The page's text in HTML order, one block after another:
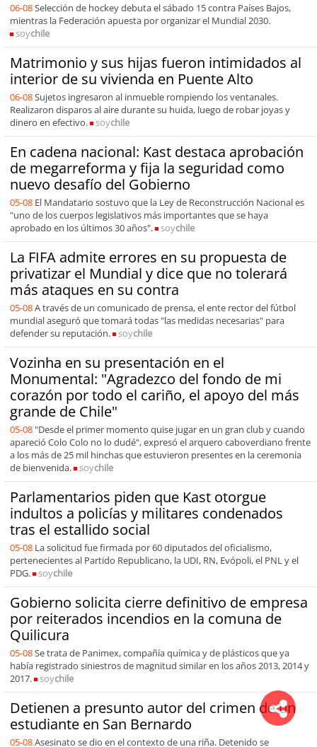
06-08Selección de hockey debuta el sábado 15 contra Países Bajos,
mientras la Federación apuesta por organizar el Mundial 2030.
soychile
Matrimonio y sus hijas fueron intimidados al
interior de su vivienda en Puente Alto
06-08Sujetos ingresaron al inmueble rompiendo los ventanales.
Realizaron disparos al aire durante su huida, luego de robar joyas y
dinero en efectivo.
soychile
En cadena nacional: Kast destaca aprobación
de megarreforma y fija la seguridad como
nuevo desafío del Gobierno
05-08 El Mandatario sostuvo que la Ley de Reconstrucción Nacional es
"uno de los cuerpos legislativos más importantes que se haya
aprobado en los últimos 30 años".
soychile
La FIFA admite errores en su propuesta de
privatizar el Mundial y dice que no tolerará
más ataques en su contra
05-08A través de un comunicado de prensa, el ente rector del fútbol
mundial aseguró que tomará todas "las medidas necesarias" para
defender su reputación.
soychile
Vozinha en su presentación en el
Monumental: "Agradezco del fondo de mi
corazón por todo el cariño, el apoyo del más
grande de Chile"
05-08 "Desde el primer momento quise jugar en un gran club y cuando
apareció Colo Colo no lo dudé", expresó el arquero caboverdiano frente
a los más de 25 mil hinchas que estuvieron presentes en la ceremonia
de bienvenida.
soychile
Parlamentarios piden que Kast otorgue
indultos a policías y militares condenados
tras el estallido social
05-08 La solicitud fue firmada por 60 diputados del oficialismo,
pertenecientes al Partido Republicano, la UDI, RN, Evópoli, el PNL y el
PDG.
soychile
Gobierno solicita cierre definitivo de empresa
por reiterados incendios en la comuna de
Quilicura
05-08Se trata de Panimex, compañía química y de plásticos que ya
había registrado siniestros de magnitud similar en los años 2013, 2014 y
2017.
soychile
Detienen a presunto autor del crimen de un
estudiante en San Bernardo
05-08Asesinato se dio en el contexto de una riña. Detenido se